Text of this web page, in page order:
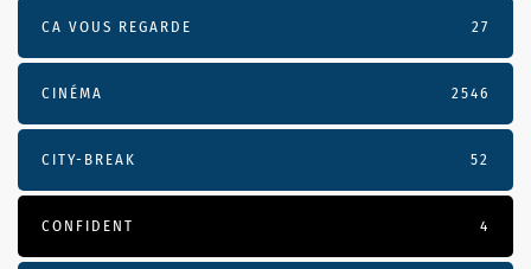
CA VOUS REGARDE 27
CINÉMA 2546
CITY-BREAK 52
CONFIDENT 4